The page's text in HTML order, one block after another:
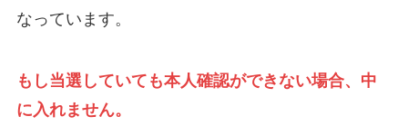
なっています。
もし当選していても本人確認ができない場合、中
に入れません。